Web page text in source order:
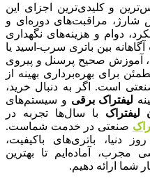
و کلیدی‌ترین اجزای این
شارژ، مراقبت‌های دوره‌ای و
دوام و هزینه‌های نگهداری
آگاهانه بین باتری سرب-اسید یا
آموزش صحیح پرسنل و پیروی
برای بهره‌برداری بهینه از
است. اگر به دنبال خرید،
لیفتراک برقی و سیستم‌های
با سال‌ها تجربه در
صنعتی در خدمت شماست.
دنیا، باتری‌های باکیفیت،
مجرب، آماده‌ایم تا بهترین
شما ارائه دهیم.